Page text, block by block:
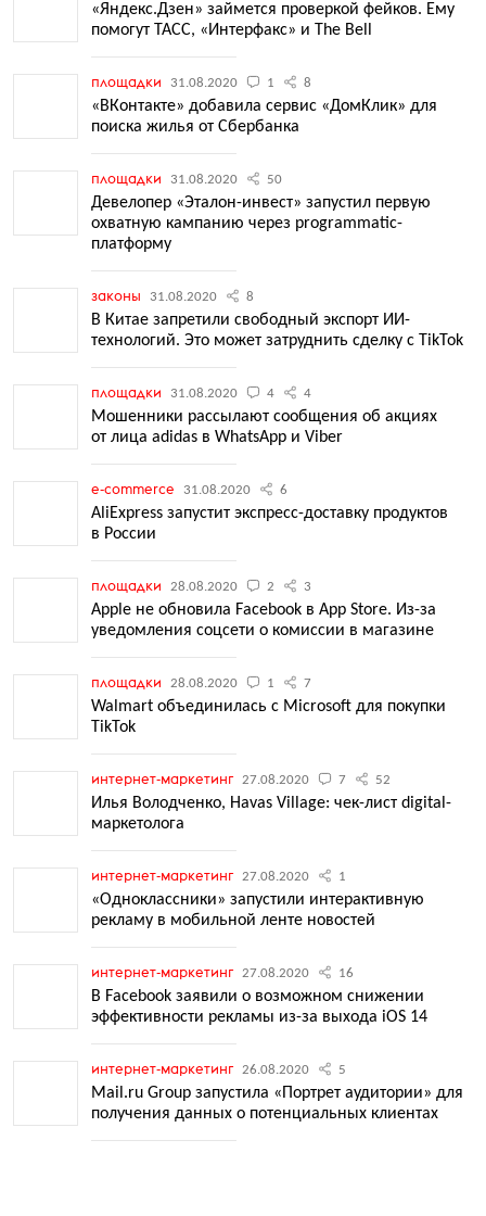
«Яндекс.Дзен» займется проверкой фейков. Ему
помогут ТАСС, «Интерфакс» и The Bell
площадки 31.08.2020 1 8
«ВКонтакте» добавила сервис «ДомКлик» для
поиска жилья от Сбербанка
площадки 31.08.2020 50
Девелопер «Эталон-инвест» запустил первую
охватную кампанию через programmatic-
платформу
законы 31.08.2020 8
В Китае запретили свободный экспорт ИИ-
технологий. Это может затруднить сделку с TikTok
площадки 31.08.2020 4 4
Мошенники рассылают сообщения об акциях
от лица adidas в WhatsApp и Viber
e-commerce 31.08.2020 6
AliExpress запустит экспресс-доставку продуктов
в России
площадки 28.08.2020 2 3
Apple не обновила Facebook в App Store. Из-за
уведомления соцсети о комиссии в магазине
площадки 28.08.2020 1 7
Walmart объединилась с Microsoft для покупки
TikTok
интернет-маркетинг 27.08.2020 7 52
Илья Володченко, Havas Village: чек-лист digital-
маркетолога
интернет-маркетинг 27.08.2020 1
«Одноклассники» запустили интерактивную
рекламу в мобильной ленте новостей
интернет-маркетинг 27.08.2020 16
В Facebook заявили о возможном снижении
эффективности рекламы из-за выхода iOS 14
интернет-маркетинг 26.08.2020 5
Mail.ru Group запустила «Портрет аудитории» для
получения данных о потенциальных клиентах